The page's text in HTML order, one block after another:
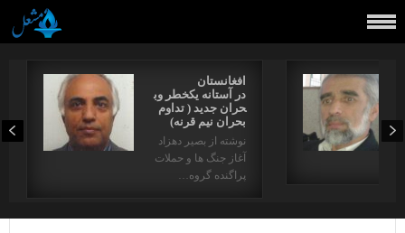
افغانستان
در آستانه یکخطر وب
حران جدید ( تداوم
بحران نیم قرنه)
نوشته از بصیر دهزاد
آغاز جنگ ها و حملات
پراگنده گروه…